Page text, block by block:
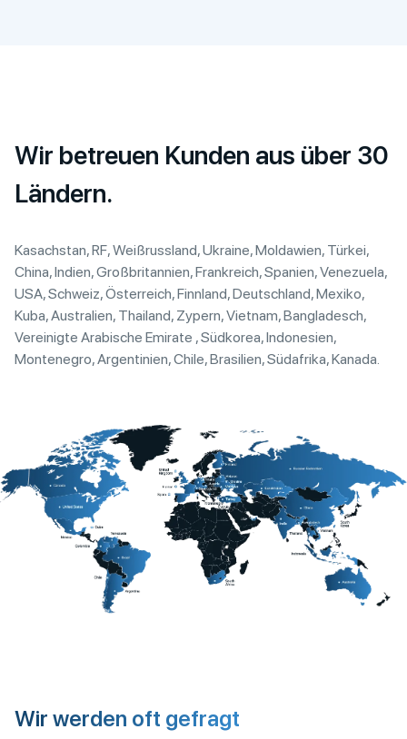
Wir betreuen Kunden aus über 30
Ländern.
Kasachstan, RF, Weißrussland, Ukraine, Moldawien, Türkei,
China, Indien, Großbritannien, Frankreich, Spanien, Venezuela,
USA, Schweiz, Österreich, Finnland, Deutschland, Mexiko,
Kuba, Australien, Thailand, Zypern, Vietnam, Bangladesch,
Vereinigte Arabische Emirate , Südkorea, Indonesien,
Montenegro, Argentinien, Chile, Brasilien, Südafrika, Kanada.
Wir werden oft gefragt